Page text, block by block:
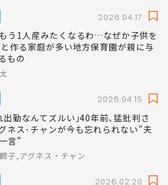
2026.04.17
う1人産みたくなるわ…なぜか子供を
作る家庭が多い地方保育園が親に与
もの
2026.04.15
出勤なんてズルい｣40年前､猛批判さ
ネス･チャンが今も忘れられない"夫
言"
子,アグネス・チャン
2026.02.20